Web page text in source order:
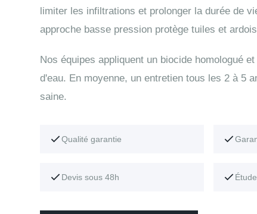
limiter les infiltrations et prolonger la durée de
approche basse pression protège tuiles et
Nos équipes appliquent un biocide homologué
d'eau. En moyenne, un entretien tous les 2 à 5
saine.
Qualité garantie
Devis sous 48h